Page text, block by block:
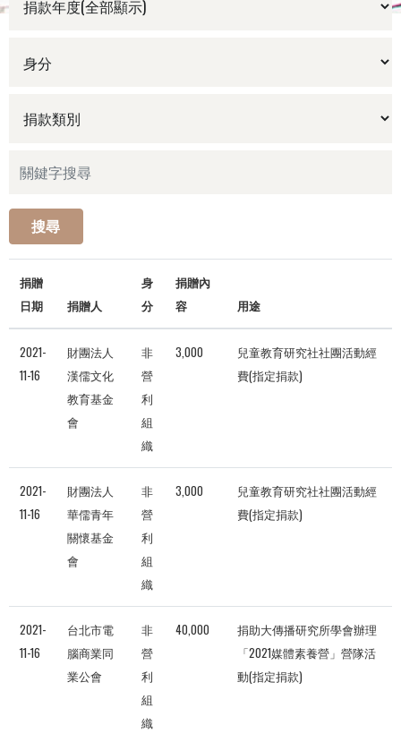
搜尋
捐贈
日期
捐贈人
身
分
捐贈內
容
用途
2021-
11-16
財團法人
漢儒文化
教育基金
會
非
營
利
組
織
3,000
兒童教育研究社社團活動經
費(指定捐款)
2021-
11-16
財團法人
華儒青年
關懷基金
會
非
營
利
組
織
3,000
兒童教育研究社社團活動經
費(指定捐款)
2021-
11-16
台北市電
腦商業同
業公會
非
營
利
組
織
40,000
捐助大傳播研究所學會辦理
「2021媒體素養營」營隊活
動(指定捐款)